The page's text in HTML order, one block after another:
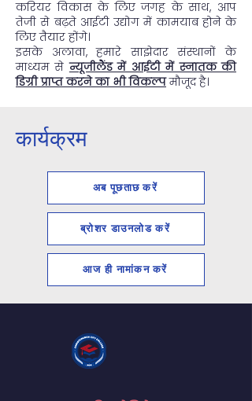
करियर विकास के लिए जगह के साथ, आप
तेजी से बढ़ते आईटी उद्योग में कामयाब होने के
लिए तैयार होंगे।
इसके अलावा, हमारे साझेदार संस्थानों के
माध्यम सेन्यूजीलैंड में आईटी में स्नातक की
डिग्री प्राप्त करने का भी विकल्पमौजूद है।
कार्यक्रम
अब पूछताछ करें
ब्रोशर डाउनलोड करें
आज ही नामांकन करें